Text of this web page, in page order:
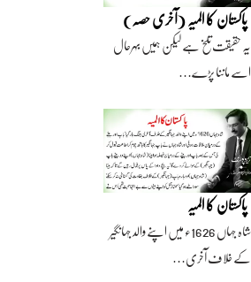
پاکستان کا المیہ (آخری حصہ)
یہ حقیقت تلخ ہے لیکن ہمیں بہرحال
اسے ماننا پڑے…
پاکستان کا المیہ
شاہ جہاں 1626ء میں اپنے والد جہانگیر
کے خلاف آخری…